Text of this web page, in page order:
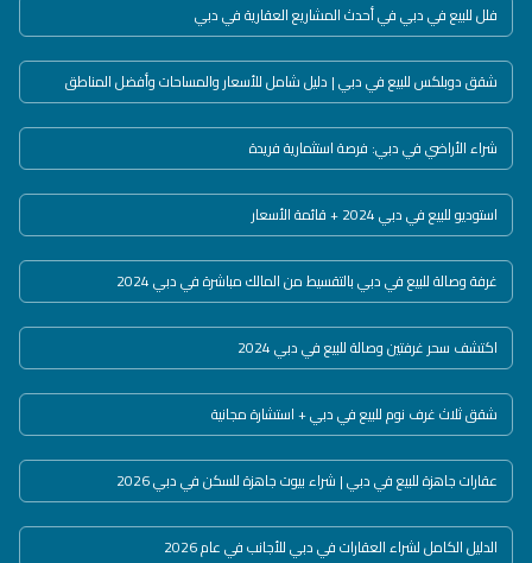
فلل للبيع في دبي في أحدث المشاريع العقارية في دبي
شقق دوبلكس للبيع في دبي | دليل شامل للأسعار والمساحات وأفضل المناطق
شراء الأراضي في دبي: فرصة استثمارية فريدة
استوديو للبيع في دبي 2024 + قائمة الأسعار
غرفة وصالة للبيع في دبي بالتقسيط من المالك مباشرة في دبي 2024
اكتشف سحر غرفتين وصالة للبيع في دبي 2024
شقق ثلاث غرف نوم للبيع في دبي + استشارة مجانية
عقارات جاهزة للبيع في دبي | شراء بيوت جاهزة للسكن في دبي 2026
الدليل الكامل لشراء العقارات في دبي للأجانب في عام 2026